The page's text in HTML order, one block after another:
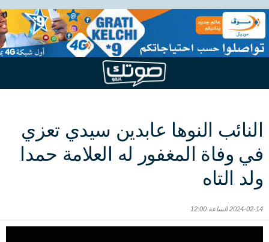
النائب النوها عابدين سيدي تعزي
في وفاة المغفور له العلامة حمدا
ولد التاه
2024-02-14 الساعة 12:00